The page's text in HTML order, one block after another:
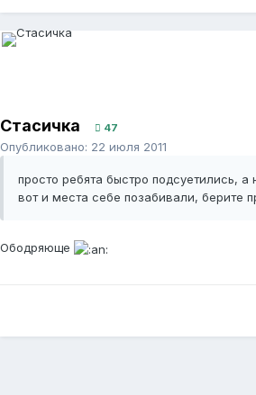
Стасичка 47
Опубликовано: 22 июля 2011
просто ребята быстро подсуетились,
вот и места себе позабивали, берите
Ободряюще